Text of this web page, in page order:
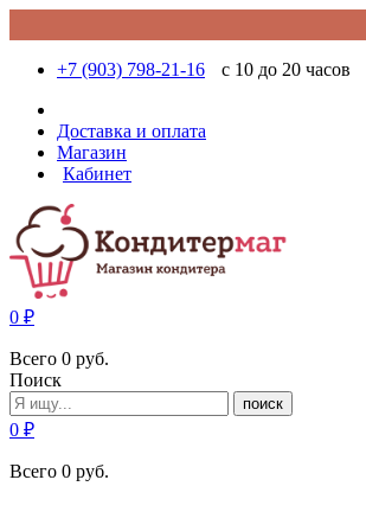
+7 (903) 798-21-16 с 10 до 20 часов
Доставка и оплата
Магазин
Кабинет
0 ₽
Всего 0 руб.
Поиск
поиск
0 ₽
Всего 0 руб.